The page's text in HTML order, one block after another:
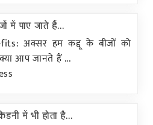
में पाए जाते हैं...
अक्सर हम कद्दू के बीजों को
आप जानते हैं ...
में भी होता है...